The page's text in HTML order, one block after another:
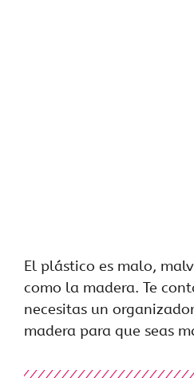
El plástico es malo,
como la madera. Te
necesitas un
madera para que seas